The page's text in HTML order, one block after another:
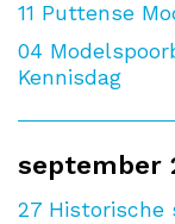
11 Puttense
04
Kennisdag
september
27 Historische